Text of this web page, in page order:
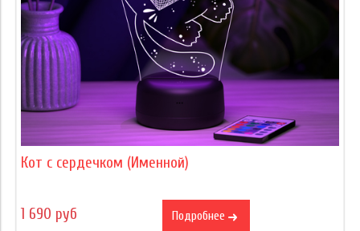
Кот с сердечком (Именной)
1 690 руб Подробнее